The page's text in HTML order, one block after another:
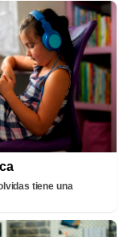
tiene una